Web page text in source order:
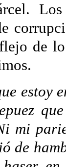
de
estoy
mi
de